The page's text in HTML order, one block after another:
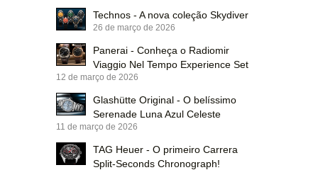
Technos - A nova coleção Skydiver
26 de março de 2026
Panerai - Conheça o Radiomir
Viaggio Nel Tempo Experience Set
12 de março de 2026
Glashütte Original - O belíssimo
Serenade Luna Azul Celeste
11 de março de 2026
TAG Heuer - O primeiro Carrera
Split-Seconds Chronograph!